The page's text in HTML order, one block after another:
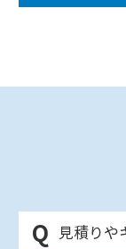
見積りや